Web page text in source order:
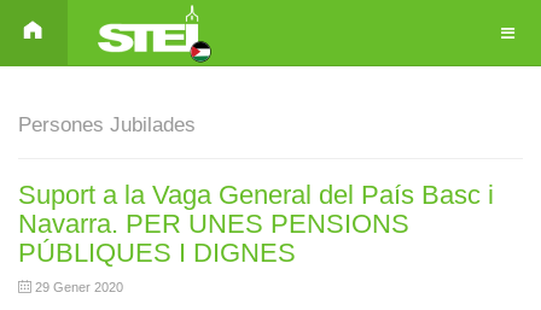
Persones Jubilades
Suport a la Vaga General del País Basc i
Navarra. PER UNES PENSIONS
PÚBLIQUES I DIGNES
29 Gener 2020